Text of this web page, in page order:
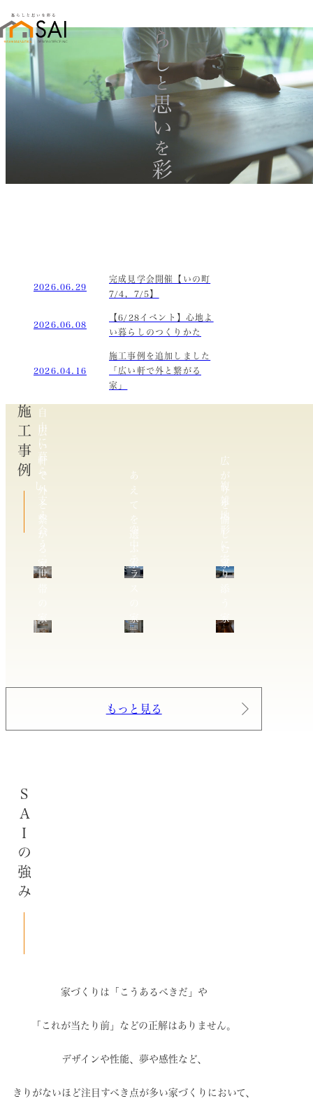
暮らし
と
思い
を
彩る
2026.06.29
完成見学会開催【いの町
7/4，7/5】
2026.06.08
【6/28イベント】心地よ
い暮らしのつくりかた
2026.04.16
施工事例を追加しました
「広い軒で外と繋がる
家」
施工事例
広
い
軒
で
外
と
繋
が
る
あ
え
て
を
選
広
が
り
を
愉
し
自
由
に
暮
ら
し、
支
え
合
う
世
家
空
ラ
家
複
雑
地
形
り
家
もっと見る
SAIの強み
家づくりは「こうあるべきだ」や
「これが当たり前」などの正解はありません。
デザインや性能、夢や感性など、
きりがないほど注目すべき点が多い家づくりにおいて、